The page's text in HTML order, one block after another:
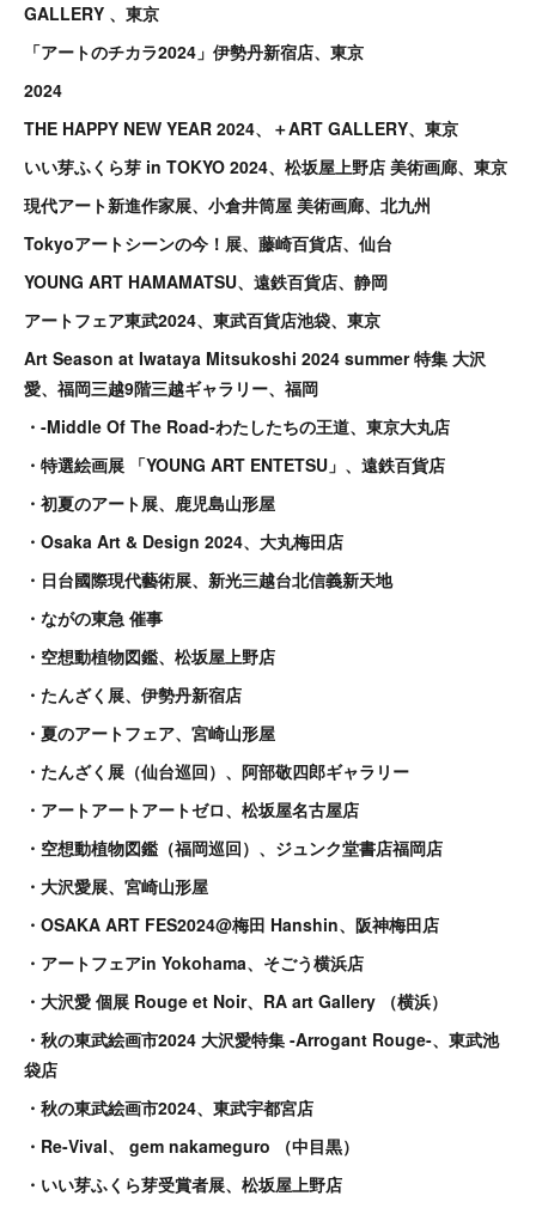
GALLERY 、東京
「アートのチカラ2024」伊勢丹新宿店、東京
2024
THE HAPPY NEW YEAR 2024、＋ART GALLERY、東京
いい芽ふくら芽 in TOKYO 2024、松坂屋上野店 美術画廊、東京
現代アート新進作家展、小倉井筒屋 美術画廊、北九州
Tokyoアートシーンの今！展、藤崎百貨店、仙台
YOUNG ART HAMAMATSU、遠鉄百貨店、静岡
アートフェア東武2024、東武百貨店池袋、東京
Art Season at Iwataya Mitsukoshi 2024 summer 特集 大沢
愛、福岡三越9階三越ギャラリー、福岡
・-Middle Of The Road-わたしたちの王道、東京大丸店
・特選絵画展 「YOUNG ART ENTETSU」、遠鉄百貨店
・初夏のアート展、鹿児島山形屋
・Osaka Art & Design 2024、大丸梅田店
・日台國際現代藝術展、新光三越台北信義新天地
・ながの東急 催事
・空想動植物図鑑、松坂屋上野店
・たんざく展、伊勢丹新宿店
・夏のアートフェア、宮崎山形屋
・たんざく展（仙台巡回）、阿部敬四郎ギャラリー
・アートアートアートゼロ、松坂屋名古屋店
・空想動植物図鑑（福岡巡回）、ジュンク堂書店福岡店
・大沢愛展、宮崎山形屋
・OSAKA ART FES2024@梅田 Hanshin、阪神梅田店
・アートフェアin Yokohama、そごう横浜店
・大沢愛 個展 Rouge et Noir、RA art Gallery （横浜）
・秋の東武絵画市2024 大沢愛特集 -Arrogant Rouge-、東武池
袋店
・秋の東武絵画市2024、東武宇都宮店
・Re-Vival、 gem nakameguro （中目黒）
・いい芽ふくら芽受賞者展、松坂屋上野店